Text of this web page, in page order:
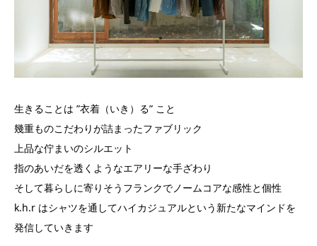
生きることは ”衣着（いき）る” こと
幾重ものこだわりが詰まったファブリック
上品な佇まいのシルエット
指のあいだを透くようなエアリーな手ざわり
そして暮らしに寄りそうフランクでノームコアな感性と個性
k.h.r はシャツを通してハイカジュアルという新たなマインドを
発信していきます